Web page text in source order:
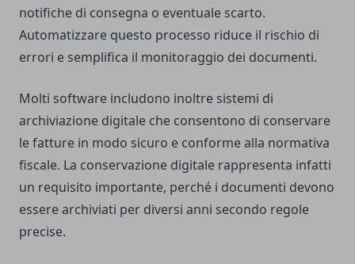
notifiche di consegna o eventuale scarto.
Automatizzare questo processo riduce il rischio di
errori e semplifica il monitoraggio dei documenti.
Molti software includono inoltre sistemi di
archiviazione digitale che consentono di conservare
le fatture in modo sicuro e conforme alla normativa
fiscale. La conservazione digitale rappresenta infatti
un requisito importante, perché i documenti devono
essere archiviati per diversi anni secondo regole
precise.